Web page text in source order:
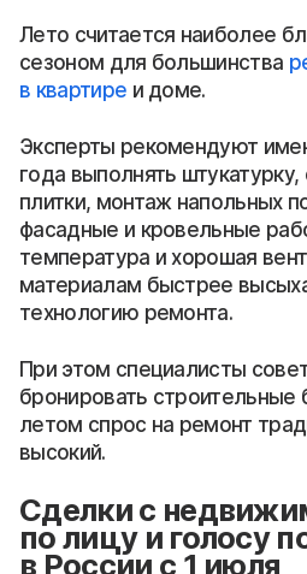
Лето считается наиболее
сезоном для большинства
в квартире и доме.
Эксперты рекомендуют
года выполнять штукатурку,
плитки, монтаж напольных
фасадные и кровельные
температура и хорошая
материалам быстрее
технологию ремонта.
При этом специалисты
бронировать строительные
летом спрос на ремонт
высокий.
Сделки с
по лицу и голосу
в России с 1 июля